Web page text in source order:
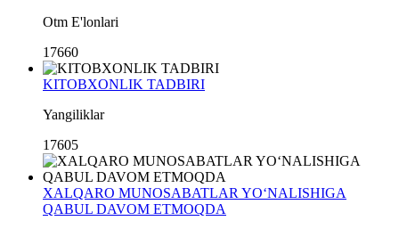
Otm E'lonlari
17660
KITOBXONLIK TADBIRI
Yangiliklar
17605
XALQARO MUNOSABATLAR YO‘NALISHIGA
QABUL DAVOM ETMOQDA